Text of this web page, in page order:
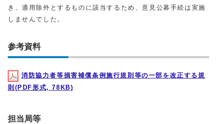
き、適用除外とするものに該当するため、意見公募手続は実施
しませんでした。
参考資料
消防協力者等損害補償条例施行規則等の一部を改正する規
則(PDF形式, 78KB)
担当局等